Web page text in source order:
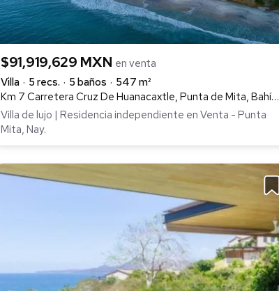
$91,919,629 MXN en venta
Villa
5 recs. 5 baños
547 m²
Km 7 Carretera Cruz De Huanacaxtle, Punta de Mita, Bahía de Banderas
Villa de lujo | Residencia independiente en Venta - Punta
Mita, Nay.